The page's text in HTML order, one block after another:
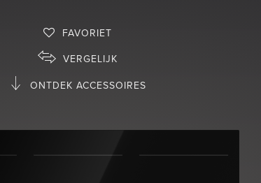
FAVORIET
VERGELIJK
ONTDEK ACCESSOIRES